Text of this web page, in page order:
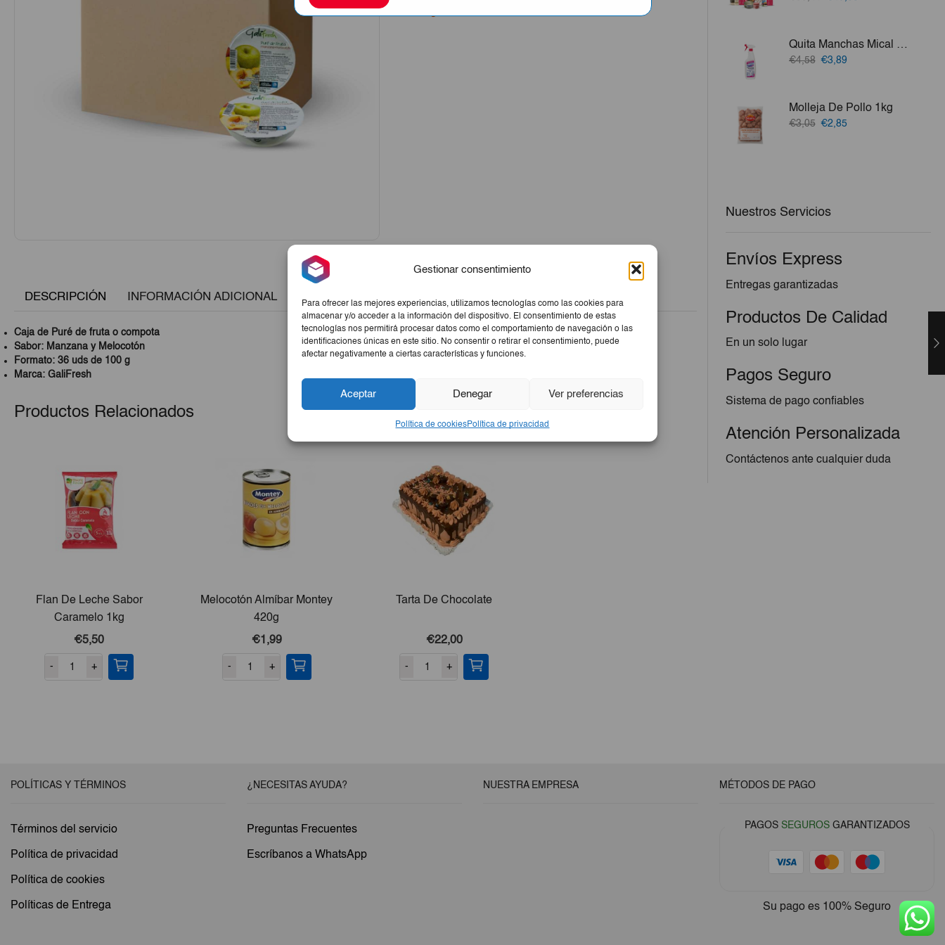
Gestionar consentimiento
Para ofrecer las mejores experiencias, utilizamos tecnologías como las cookies para
almacenar y/o acceder a la información del dispositivo. El consentimiento de estas
tecnologías nos permitirá procesar datos como el comportamiento de navegación o las
identificaciones únicas en este sitio. No consentir o retirar el consentimiento, puede
afectar negativamente a ciertas características y funciones.
Aceptar Denegar Ver preferencias
Política de cookiesPolítica de privacidad
€23,85.€14,00.
DESCRIPCIÓN INFORMACIÓN ADICIONAL
Caja de Puré de fruta o compota
Sabor: Manzana y Melocotón
Formato: 36 uds de 100 g
Marca: GaliFresh
Productos Relacionados
Flan De Leche Sabor
Caramelo 1kg
€5,50
- +
Melocotón Almíbar Montey
420g
€1,99
- +
Tarta De Chocolate
€22,00
- +
€53,41.€49,88. Quita Manchas Mical 750ml
€4,58 El
€4,58.
€3,89El
€3,89.
Molleja De Pollo 1kg
€3,05 El
€2,85El
Nuestros Servicios
Envíos Express
Entregas garantizadas
Productos De Calidad
En un solo lugar
Pagos Seguro
Sistema de pago confiables
Atención Personalizada
Contáctenos ante cualquier duda
POLÍTICAS Y TÉRMINOS
Términos del servicio
Política de privacidad
Política de cookies
Políticas de Entrega
¿NECESITAS AYUDA?
Preguntas Frecuentes
Escríbanos a WhatsApp
NUESTRA EMPRESA MÉTODOS DE PAGO
PAGOS SEGUROSGARANTIZADOS
Su pago es 100% Seguro